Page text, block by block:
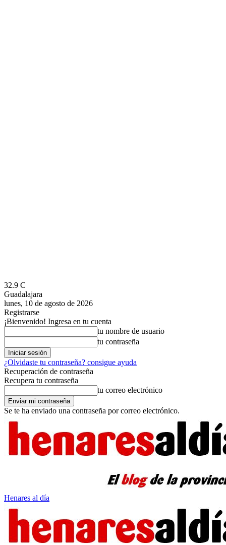
32.9 C
Guadalajara
lunes, 10 de agosto de 2026
Registrarse
¡Bienvenido! Ingresa en tu cuenta
tu nombre de usuario
tu contraseña
¿Olvidaste tu contraseña? consigue ayuda
Recuperación de contraseña
Recupera tu contraseña
tu correo electrónico
Se te ha enviado una contraseña por correo electrónico.
Henares al día